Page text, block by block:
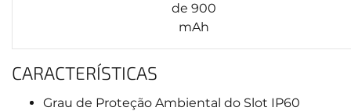
de 900
mAh
CARACTERÍSTICAS
Grau de Proteção Ambiental do Slot IP60